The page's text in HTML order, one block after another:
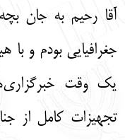
جغرافیایی بودم و
یک وقت
تجهیزات کامل از